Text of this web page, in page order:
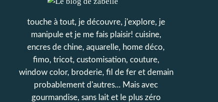
touche à tout, je découvre, j'explore, je
manipule et je me fais plaisir! cuisine,
encres de chine, aquarelle, home déco,
fimo, tricot, customisation, couture,
window color, broderie, fil de fer et demain
probablement d'autres... Mais avec
gourmandise, sans lait et le plus zéro